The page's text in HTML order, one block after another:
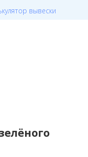
вывески